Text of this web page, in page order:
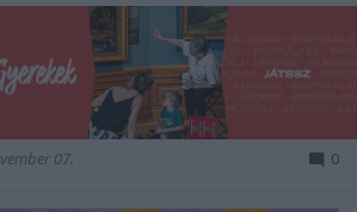
07. 0